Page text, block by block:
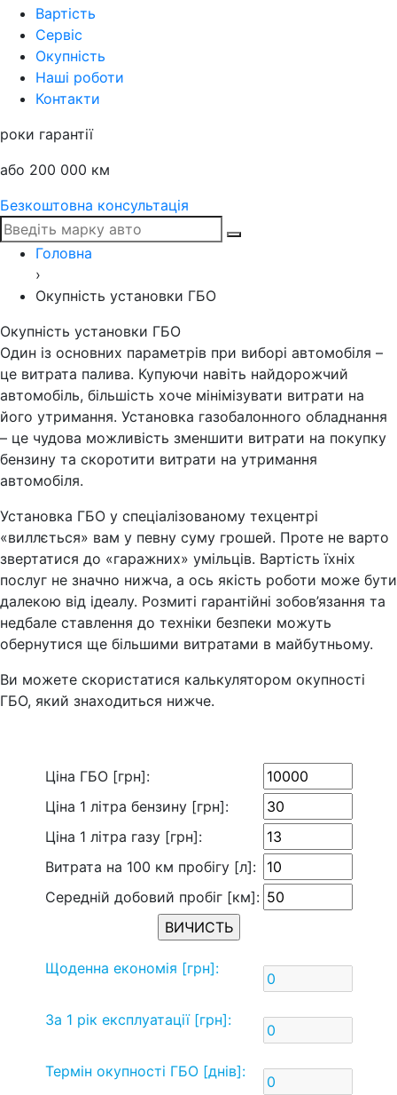
Вартість
Сервіс
Окупність
Наші роботи
Контакти
роки гарантії
або 200 000 км
Безкоштовна консультація
Головна
›
Окупність установки ГБО
Окупність установки ГБО
Один із основних параметрів при виборі автомобіля –
це витрата палива. Купуючи навіть найдорожчий
автомобіль, більшість хоче мінімізувати витрати на
його утримання. Установка газобалонного обладнання
– це чудова можливість зменшити витрати на покупку
бензину та скоротити витрати на утримання
автомобіля.
Установка ГБО у спеціалізованому техцентрі
«виллється» вам у певну суму грошей. Проте не варто
звертатися до «гаражних» умільців. Вартість їхніх
послуг не значно нижча, а ось якість роботи може бути
далекою від ідеалу. Розмиті гарантійні зобов’язання та
недбале ставлення до техніки безпеки можуть
обернутися ще більшими витратами в майбутньому.
Ви можете скористатися калькулятором окупності
ГБО, який знаходиться нижче.
Ціна ГБО [грн]:
Ціна 1 літра бензину [грн]:
Ціна 1 літра газу [грн]:
Витрата на 100 км пробігу [л]:
Середній добовий пробіг [км]:
Щоденна економія [грн]:
За 1 рік експлуатації [грн]:
Термін окупності ГБО [днів]: